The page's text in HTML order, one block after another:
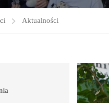
Aktualności